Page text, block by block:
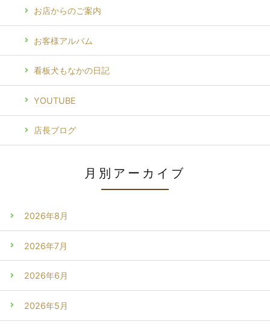
お店からのご案内
お客様アルバム
看板犬もなかの日記
YOUTUBE
店長ブログ
月別アーカイブ
2026年8月
2026年7月
2026年6月
2026年5月